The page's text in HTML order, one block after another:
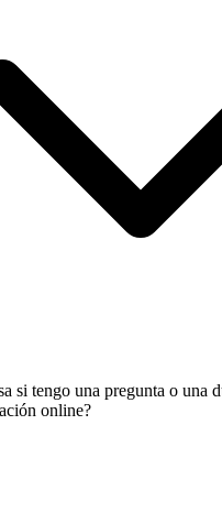
si tengo una pregunta o una
online?